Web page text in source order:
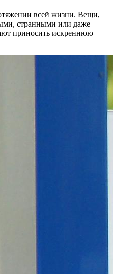
всей жизни. Вещи,
странными или даже
приносить искреннюю